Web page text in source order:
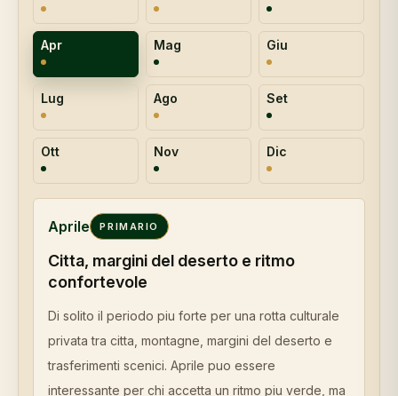
Apr Mag Giu
Lug Ago Set
Ott Nov Dic
Aprile PRIMARIO
Citta, margini del deserto e ritmo
confortevole
Di solito il periodo piu forte per una rotta culturale
privata tra citta, montagne, margini del deserto e
trasferimenti scenici. Aprile puo essere
interessante per chi accetta un ritmo piu verde, ma